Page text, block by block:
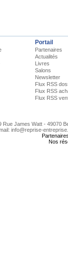
Portail
Partenaires
Actualités
Livres
Salons
Newsletter
Flux RSS
Flux RSS
Flux RSS
Rue James Watt - 49070
info@reprise-
Nos